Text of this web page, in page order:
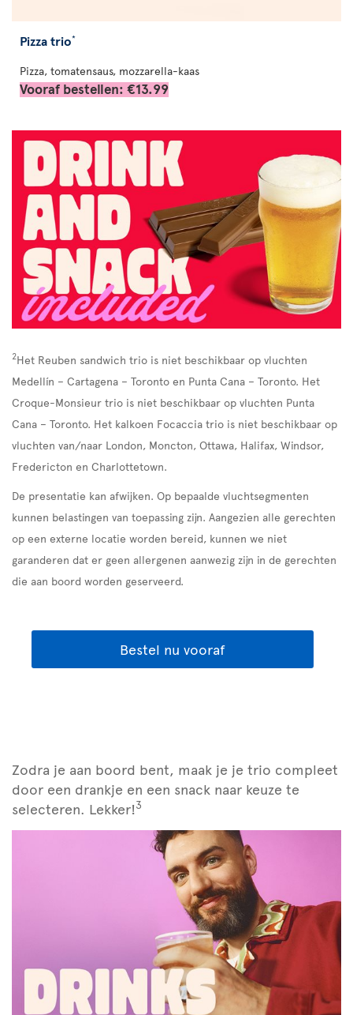
Pizza trio*
Pizza, tomatensaus, mozzarella-kaas
Vooraf bestellen: €13.99
2Het Reuben sandwich trio is niet beschikbaar op vluchten
Medellín – Cartagena – Toronto en Punta Cana – Toronto. Het
Croque-Monsieur trio is niet beschikbaar op vluchten Punta
Cana – Toronto. Het kalkoen Focaccia trio is niet beschikbaar op
vluchten van/naar London, Moncton, Ottawa, Halifax, Windsor,
Fredericton en Charlottetown.
De presentatie kan afwijken. Op bepaalde vluchtsegmenten
kunnen belastingen van toepassing zijn. Aangezien alle gerechten
op een externe locatie worden bereid, kunnen we niet
garanderen dat er geen allergenen aanwezig zijn in de gerechten
die aan boord worden geserveerd.
Bestel nu vooraf
Zodra je aan boord bent, maak je je trio compleet
door een drankje en een snack naar keuze te
selecteren. Lekker!3